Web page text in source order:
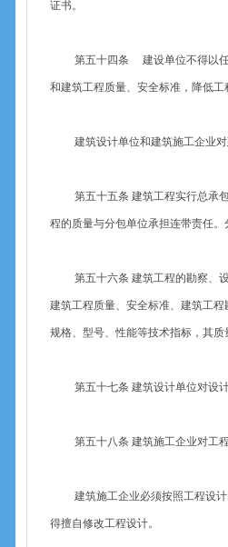
证书。
第五十四条 建设单位不得以任何
和建筑工程质量、安全标准，降低工
建筑设计单位和建筑施工企业对
第五十五条 建筑工程实行总承包
程的质量与分包单位承担连带责任
第五十六条 建筑工程的勘察、设
建筑工程质量、安全标准、建筑工
规格、型号、性能等技术指标，其
第五十七条 建筑设计单位对设计
第五十八条 建筑施工企业对工程
建筑施工企业必须按照工程设计
得擅自修改工程设计。